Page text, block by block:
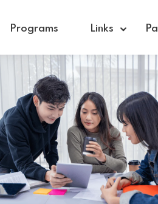
Programs Links
Sign in Sign up
Sign in
Don’t have an account?Sign